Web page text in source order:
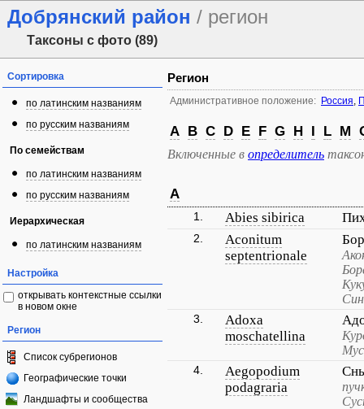
Добрянский район / регион
Таксоны с фото (89)
Сортировка
по латинским названиям
по русским названиям
По семействам
по латинским названиям
по русским названиям
Иерархическая
по латинским названиям
Настройка
открывать контекстные ссылки
в новом окне
Регион
Список субрегионов
Географические точки
Ландшафты и сообщества
Регион
Административное положение: Россия,
A B C D E F G H I L M
Включенные в определитель
A
1. Abies sibirica
2.
Aconitum
septentrionale
3.
Adoxa
moschatellina
4.
Aegopodium
podagraria